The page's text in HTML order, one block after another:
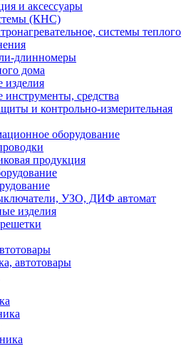
и аксессуары
(КНС)
системы теплого
длинномеры
дома
изделия
средства
и контрольно-измерительная
оборудование
продукция
УЗО, ДИФ автомат
изделия
автотовары